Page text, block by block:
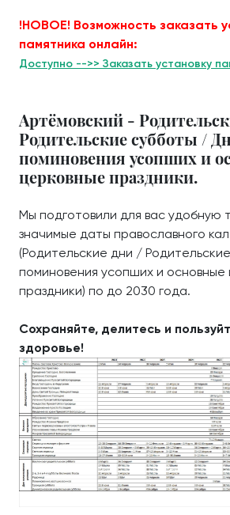
!НОВОЕ! Возможность заказать
памятника онлайн:
Доступно -->> Заказать установку
Артёмовский -
Родительские субботы /
поминовения усопших и
церковные праздники.
Мы подготовили для вас удобную
значимые даты православного
(Родительские дни /
поминовения усопших и основные
праздники) по до 2030 года.
Сохраняйте, делитесь и
здоровье!